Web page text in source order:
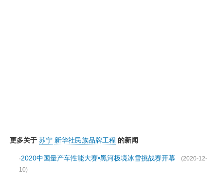
更多关于 苏宁 新华社民族品牌工程 的新闻
·2020中国量产车性能大赛•黑河极境冰雪挑战赛开幕
(2020-12-
10)